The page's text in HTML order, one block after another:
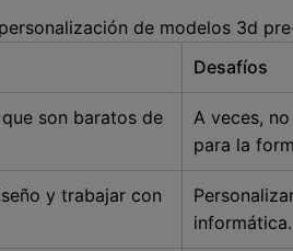
de modelos 3d
Desafíos
son baratos de
A veces,
para la
y trabajar con
informática.